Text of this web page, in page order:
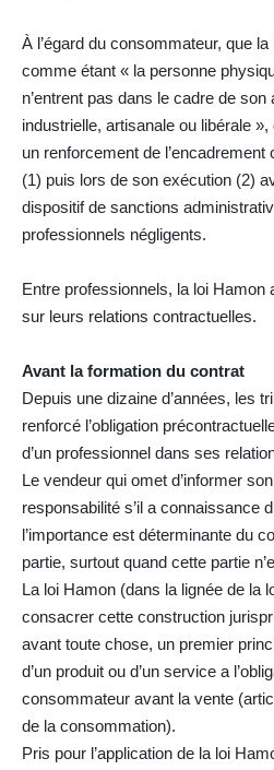
À l’égard du consommateur, que
comme étant « la personne
n’entrent pas dans le cadre de
industrielle, artisanale ou libérale
un renforcement de
(1) puis lors de son exécution (2)
dispositif de sanctions
professionnels négligents.
Entre professionnels, la loi Hamon
sur leurs relations contractuelles.
Avant la formation du contrat
Depuis une dizaine d’années, les
renforcé l’obligation
d’un professionnel dans ses
Le vendeur qui omet d’informer
responsabilité s’il a connaissance
l’importance est déterminante du
partie, surtout quand cette partie
La loi Hamon (dans la lignée de la
consacrer cette construction
avant toute chose, un premier
d’un produit ou d’un service a
consommateur avant la vente
de la consommation).
Pris pour l’application de la loi